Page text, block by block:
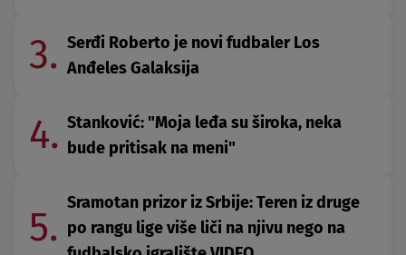
3. Serđi Roberto je novi fudbaler Los
Anđeles Galaksija
4. Stanković: "Moja leđa su široka, neka
bude pritisak na meni"
5.
Sramotan prizor iz Srbije: Teren iz druge
po rangu lige više liči na njivu nego na